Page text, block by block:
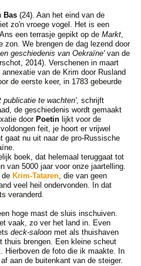
Bas(24). Aan het eind van de
zo'n vroege vogel. Het is een
een terrasje gepikt op de Markt,
zon. We brengen de dag lezend door
geschiedenis van Oekraïne'van de
2014). Verschenen in maart
van de Krim door Rusland
de eerste keer, in 1783 gebeurde
publicatie te wachten', schrijft
de geschiedenis wordt gemaakt
doorPoetinlijkt voor de
feit, je hoort er vrijwel
gaat nu uit naar de pro-Russische
boek, dat helemaal teruggaat tot
van 5000 jaar voor onze jaartelling.
Krim-Tataren, die van geen
veel heil ondervonden. In dat
veranderd.
hoge mast de sluis inschuiven.
vaak, zo ver het land in. Even
deck-saloonmet als thuishaven
thuis brengen. Een kleine scheut
Hierboven de foto die ik maakte. In
aan de buitenkant van de steiger.